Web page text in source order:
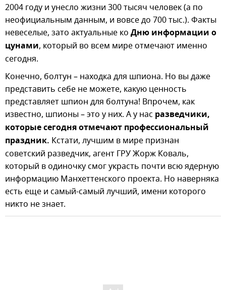
2004 году и унесло жизни 300 тысяч человек (а по
неофициальным данным, и вовсе до 700 тыс.). Факты
невеселые, зато актуальные ко Дню информации о
цунами, который во всем мире отмечают именно
сегодня.
Конечно, болтун – находка для шпиона. Но вы даже
представить себе не можете, какую ценность
представляет шпион для болтуна! Впрочем, как
известно, шпионы – это у них. А у нас разведчики,
которые сегодня отмечают профессиональный
праздник. Кстати, лучшим в мире признан
советский разведчик, агент ГРУ Жорж Коваль,
который в одиночку смог украсть почти всю ядерную
информацию Манхеттенского проекта. Но наверняка
есть еще и самый-самый лучший, имени которого
никто не знает.